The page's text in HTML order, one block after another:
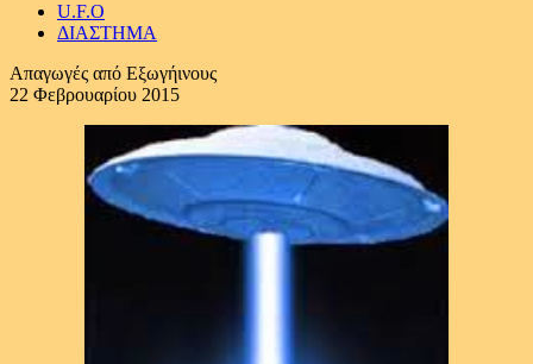
U.F.O
ΔΙΑΣΤΗΜΑ
Απαγωγές από Εξωγήινους
22 Φεβρουαρίου 2015